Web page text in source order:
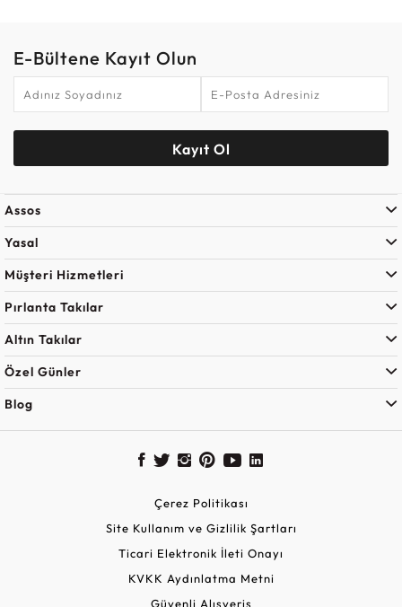
E-Bültene Kayıt Olun
Kayıt Ol
Assos
Yasal
Müşteri Hizmetleri
Pırlanta Takılar
Altın Takılar
Özel Günler
Blog
Çerez Politikası
Site Kullanım ve Gizlilik Şartları
Ticari Elektronik İleti Onayı
KVKK Aydınlatma Metni
Güvenli Alışveriş